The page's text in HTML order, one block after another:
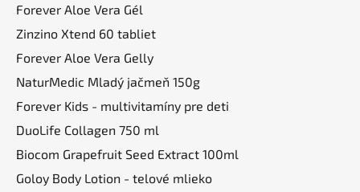
Forever Aloe Vera Gél
Zinzino Xtend 60 tabliet
Forever Aloe Vera Gelly
NaturMedic Mladý jačmeň 150g
Forever Kids - multivitamíny pre deti
DuoLife Collagen 750 ml
Biocom Grapefruit Seed Extract 100ml
Goloy Body Lotion - telové mlieko